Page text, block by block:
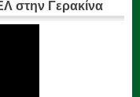
στην Γερακίνα